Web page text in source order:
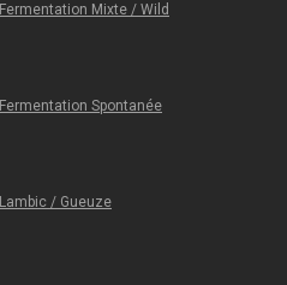
Fermentation Mixte / Wild
Fermentation Spontanée
Lambic / Gueuze